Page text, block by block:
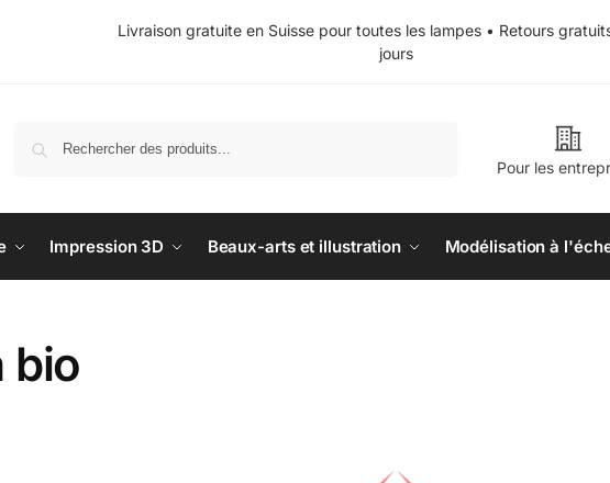
Livraison gratuite en Suisse pour toutes les lampes • Retours
jours
Pour les
Impression 3D Beaux-arts et illustration Modélisation à
bio